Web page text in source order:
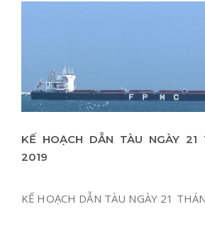
KẾ HOẠCH DẪN TÀU NGÀY 21
2019
KẾ HOẠCH DẪN TÀU NGÀY 21